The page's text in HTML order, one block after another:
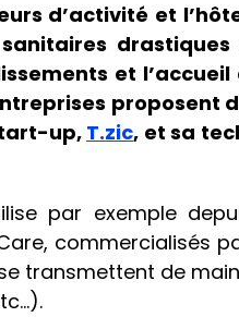
d’activité et
et
proposent
up, T.zic, et sa
par exemple
commercialisés
transmettent de